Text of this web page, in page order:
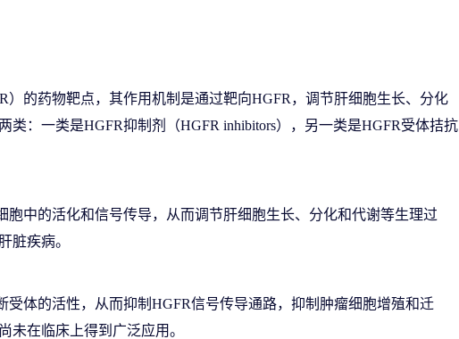
）的药物靶点，其作用机制是通过靶向HGFR，调节肝细胞生长、分化
类：一类是HGFR抑制剂（HGFR inhibitors），另一类是HGFR受体拮抗
胞中的活化和信号传导，从而调节肝细胞生长、分化和代谢等生理过
脏疾病。
受体的活性，从而抑制HGFR信号传导通路，抑制肿瘤细胞增殖和迁
未在临床上得到广泛应用。